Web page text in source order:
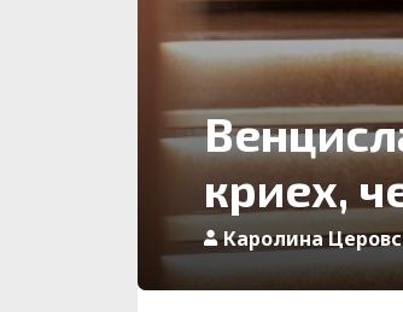
криех,
Каролина